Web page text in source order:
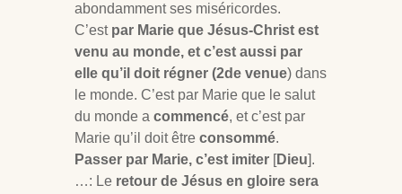
abondamment ses miséricordes.
C’est par Marie que Jésus-Christ est
venu au monde, et c’est aussi par
elle qu’il doit régner (2de venue) dans
le monde. C’est par Marie que le salut
du monde a commencé, et c’est par
Marie qu’il doit être consommé.
Passer par Marie, c’est imiter [Dieu].
…: Le retour de Jésus en gloire sera